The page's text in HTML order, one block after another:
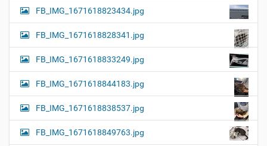
FB_IMG_1671618823434.jpg
FB_IMG_1671618828341.jpg
FB_IMG_1671618833249.jpg
FB_IMG_1671618844183.jpg
FB_IMG_1671618838537.jpg
FB_IMG_1671618849763.jpg